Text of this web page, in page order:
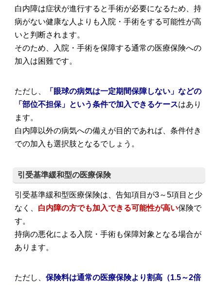
白内障は症状が進行すると手術が必要になるため、持
病がない健康な人よりも入院・手術をする可能性が高
いと判断されます。
そのため、入院・手術を保障する通常の医療保険への
加入は困難です。
ただし、
「眼球の病気は一定期間保障しない」などの
「部位不担保」という条件で加入できるケースはあり
ます。
白内障以外の病気への備えが目的であれば、条件付き
での加入も選択肢となるでしょう。
引受基準緩和型の医療保険
引受基準緩和型医療保険は、告知項目が3～5項目と少
なく、 白内障の方でも加入できる可能性が高い保険で
す。
持病の悪化による入院・手術も保障対象となる場合が
あります。
ただし、保険料は通常の医療保険より割高（1.5～2倍